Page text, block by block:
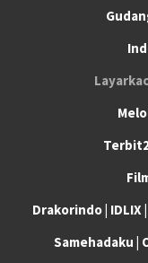
Drakorindo | IDLIX
Samehadaku |